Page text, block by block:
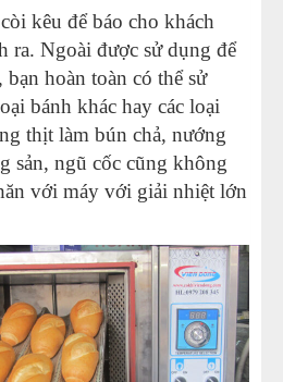
kêu để báo cho khách
ra. Ngoài được sử dụng để
hoàn toàn có thể sử
bánh khác hay các loại
thịt làm bún chả, nướng
sản, ngũ cốc cũng không
với máy với giải nhiệt lớn